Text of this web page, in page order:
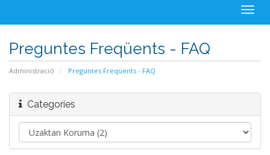
Preguntes Freqüents - FAQ
Administració Preguntes Freqüents - FAQ
Categories